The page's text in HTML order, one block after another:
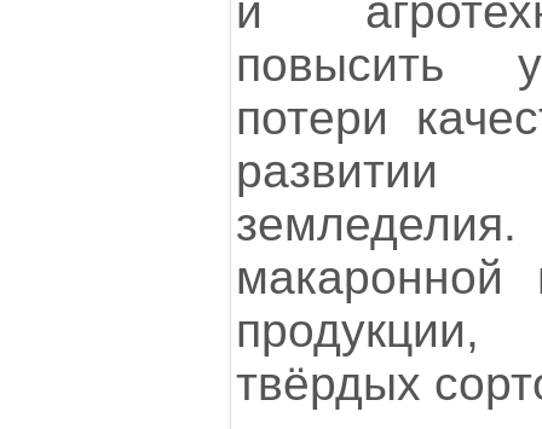
и
повысить
потери
развитии
макаронной
твёрдых